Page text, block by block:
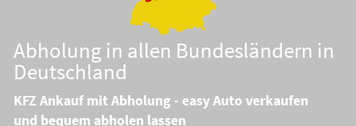
Abholung in allen Bundesländern in
Deutschland
KFZ Ankauf mit Abholung - easy Auto verkaufen
und bequem abholen lassen